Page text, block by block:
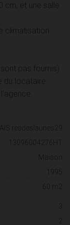
et une salle
climatisation.
pas fournis)
locataire
13096004276HT
3